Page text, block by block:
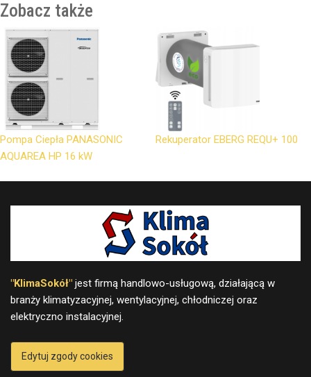
Zobacz także
Pompa Ciepła PANASONIC
AQUAREA HP 16 kW
Rekuperator EBERG REQU+ 100
"KlimaSokół" jest firmą handlowo-usługową, działającą w
branży klimatyzacyjnej, wentylacyjnej, chłodniczej oraz
elektryczno instalacyjnej.
Edytuj zgody cookies